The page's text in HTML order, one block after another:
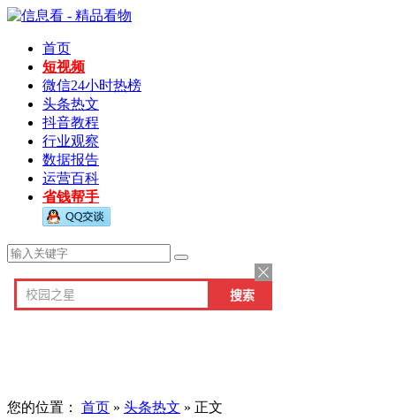
首页
短视频
微信24小时热榜
头条热文
抖音教程
行业观察
数据报告
运营百科
省钱帮手
您的位置： 首页 » 头条热文 » 正文